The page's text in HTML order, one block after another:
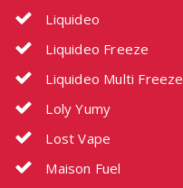
Liquideo
Liquideo Freeze
Liquideo Multi Freeze
Loly Yumy
Lost Vape
Maison Fuel